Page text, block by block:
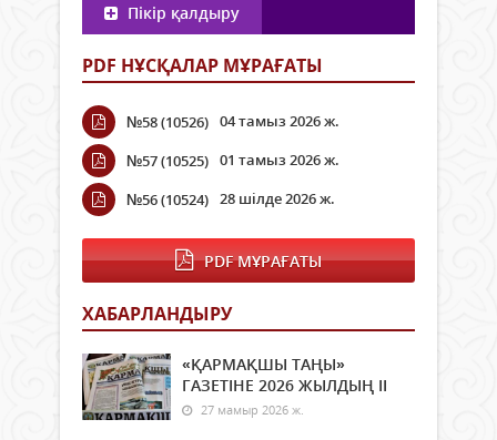
Пікір қалдыру
PDF НҰСҚАЛАР МҰРАҒАТЫ
№58 (10526) 04 тамыз 2026 ж.
№57 (10525) 01 тамыз 2026 ж.
№56 (10524) 28 шілде 2026 ж.
PDF МҰРАҒАТЫ
ХАБАРЛАНДЫРУ
«ҚАРМАҚШЫ ТАҢЫ»
ГАЗЕТІНЕ 2026 ЖЫЛДЫҢ ІI
27 мамыр 2026 ж.